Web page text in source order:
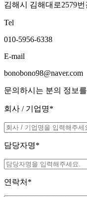
김해시 김해대로2579번
Tel
010-5956-6338
E-mail
bonobono98@naver.com
문의하시는 분의 정보
회사 / 기업명*
담당자명*
연락처 *